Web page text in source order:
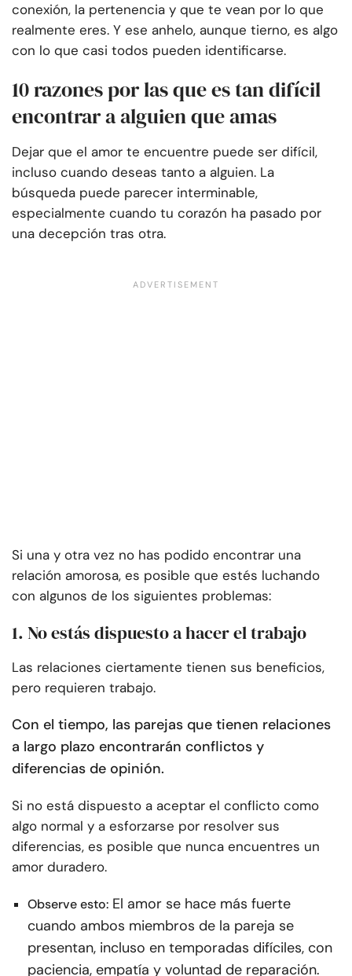
conexión, la pertenencia y que te vean por lo que
realmente eres. Y ese anhelo, aunque tierno, es algo
con lo que casi todos pueden identificarse.
10 razones por las que es tan difícil
encontrar a alguien que amas
Dejar que el amor te encuentre puede ser difícil,
incluso cuando deseas tanto a alguien. La
búsqueda puede parecer interminable,
especialmente cuando tu corazón ha pasado por
una decepción tras otra.
Si una y otra vez no has podido encontrar una
relación amorosa, es posible que estés luchando
con algunos de los siguientes problemas:
1. No estás dispuesto a hacer el trabajo
Las relaciones ciertamente tienen sus beneficios,
pero requieren trabajo.
Con el tiempo, las parejas que tienen relaciones
a largo plazo encontrarán conflictos y
diferencias de opinión.
Si no está dispuesto a aceptar el conflicto como
algo normal y a esforzarse por resolver sus
diferencias, es posible que nunca encuentres un
amor duradero.
Observe esto: El amor se hace más fuerte
cuando ambos miembros de la pareja se
presentan, incluso en temporadas difíciles, con
paciencia, empatía y voluntad de reparación.